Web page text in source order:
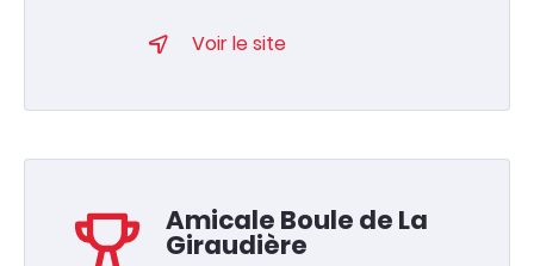
Voir le site
Amicale Boule de La
Giraudière